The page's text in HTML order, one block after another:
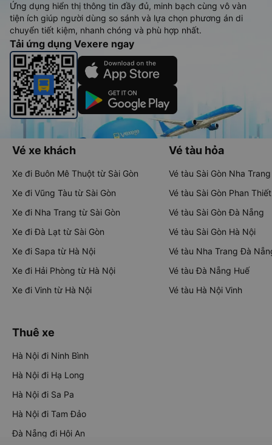
Ứng dụng hiển thị thông tin đầy đủ, minh bạch cùng vô vàn
tiện ích giúp người dùng so sánh và lựa chọn phương án di
chuyển tiết kiệm, nhanh chóng và phù hợp nhất.
Tải ứng dụng Vexere ngay
Vé xe khách
Xe đi Buôn Mê Thuột từ Sài Gòn
Xe đi Vũng Tàu từ Sài Gòn
Xe đi Nha Trang từ Sài Gòn
Xe đi Đà Lạt từ Sài Gòn
Xe đi Sapa từ Hà Nội
Xe đi Hải Phòng từ Hà Nội
Xe đi Vinh từ Hà Nội
Vé tàu hỏa
Vé tàu Sài Gòn Nha Trang
Vé tàu Sài Gòn Phan Thiết
Vé tàu Sài Gòn Đà Nẵng
Vé tàu Sài Gòn Hà Nội
Vé tàu Nha Trang Đà
Vé tàu Đà Nẵng Huế
Vé tàu Hà Nội Vinh
Thuê xe
Hà Nội đi Ninh Bình
Hà Nội đi Hạ Long
Hà Nội đi Sa Pa
Hà Nội đi Tam Đảo
Đà Nẵng đi Hội An